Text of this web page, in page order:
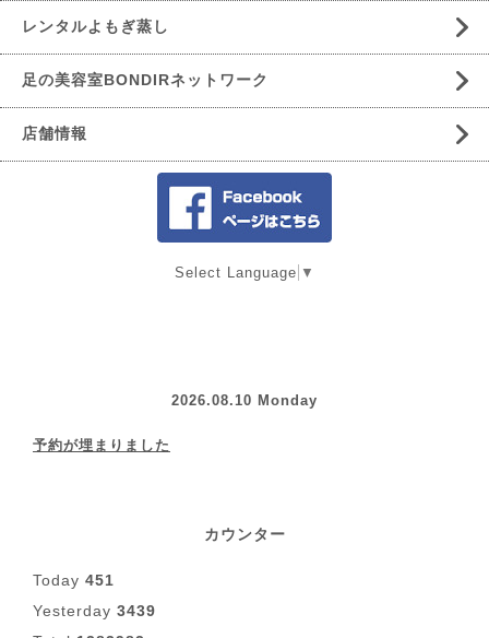
レンタルよもぎ蒸し
足の美容室BONDIRネットワーク
店舗情報
Select Language ▼
2026.08.10 Monday
予約が埋まりました
カウンター
Today 451
Yesterday 3439